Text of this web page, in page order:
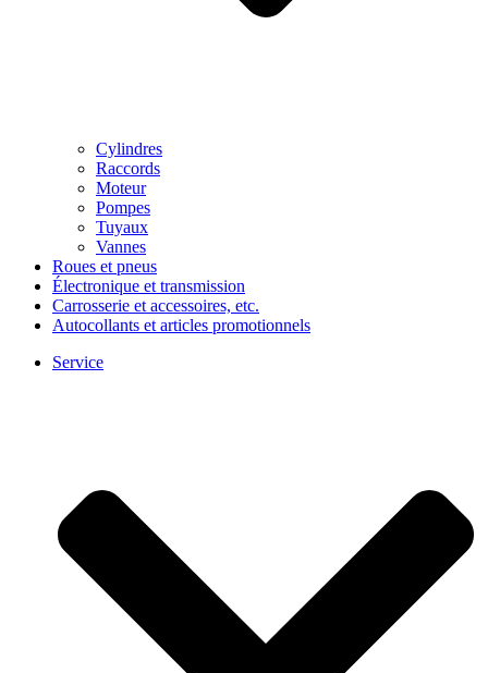
Cylindres
Raccords
Moteur
Pompes
Tuyaux
Vannes
Roues et pneus
Électronique et transmission
Carrosserie et accessoires, etc.
Autocollants et articles promotionnels
Service